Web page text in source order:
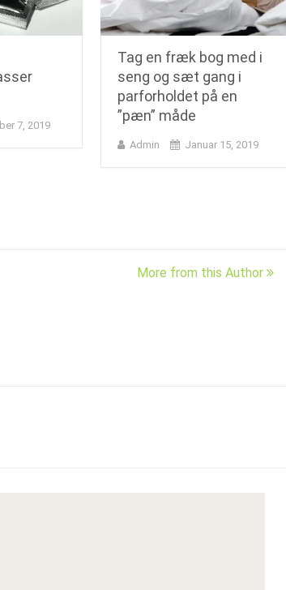
7, 2019
Tag en fræk bog med i
seng og sæt gang i
parforholdet på en
”pæn” måde
Admin Januar 15, 2019
More from this Author